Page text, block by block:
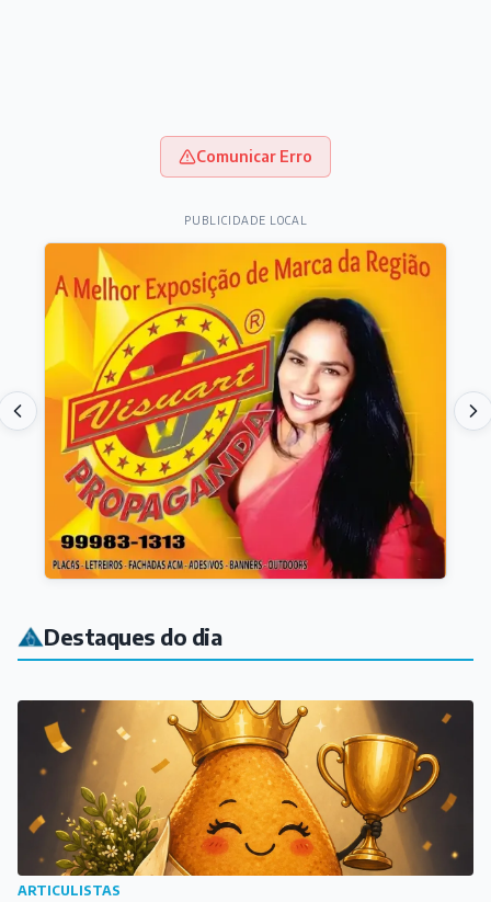
Comunicar Erro
PUBLICIDADE LOCAL
Destaques do dia
ARTICULISTAS